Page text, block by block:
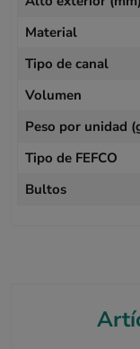
Material
Tipo de canal
Volumen
Peso por unidad
Tipo de FEFCO
Bultos